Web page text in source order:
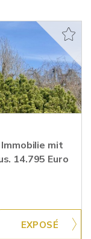
mit
14.795 Euro